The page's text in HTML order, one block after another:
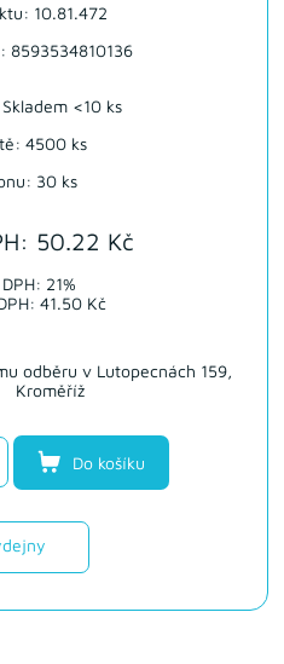
50.22 Kč
21%
41.50 Kč
10.81.472
8593534810136
odběru v Lutopecnách 159,
Kroměříž
Skladem <10 ks
4500 ks
30 ks
Do košíku